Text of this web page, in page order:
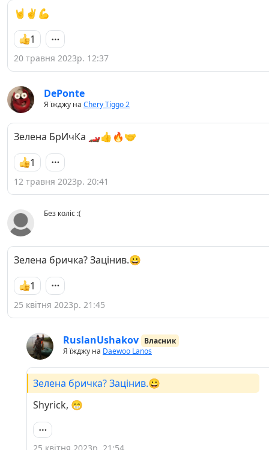
🤘✌️💪
1
20 травня 2023р. 12:37
DePonte
Я їжджу на Chery Tiggo 2
Зелена БрИчКа 🏎️👍🔥🤝
1
12 травня 2023р. 20:41
Без коліс :(
Зелена бричка? Зацінив.😀
1
25 квітня 2023р. 21:45
RuslanUshakov Власник
Я їжджу на Daewoo Lanos
Зелена бричка? Зацінив.😀
Shyrick, 😁
25 квітня 2023р. 21:54